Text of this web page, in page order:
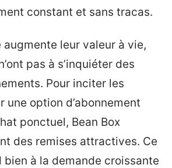
constant et sans tracas.
leur valeur à vie,
pas à s’inquiéter des
Pour inciter les
une option d’abonnement
ponctuel, Bean Box
des remises attractives. Ce
bien à la demande croissante